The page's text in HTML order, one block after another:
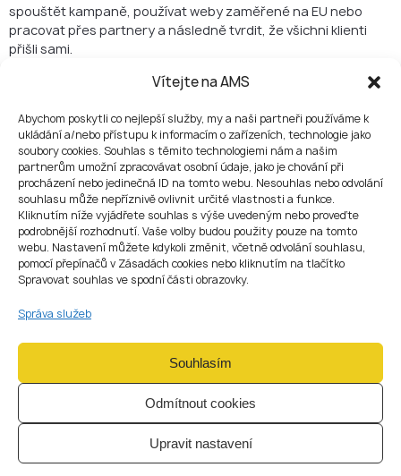
Vítejte na AMS
Abychom poskytli co nejlepší služby, my a naši partneři používáme k
ukládání a/nebo přístupu k informacím o zařízeních, technologie jako
soubory cookies. Souhlas s těmito technologiemi nám a našim
partnerům umožní zpracovávat osobní údaje, jako je chování při
procházení nebo jedinečná ID na tomto webu. Nesouhlas nebo odvolání
souhlasu může nepříznivě ovlivnit určité vlastnosti a funkce.
Kliknutím níže vyjádřete souhlas s výše uvedeným nebo proveďte
podrobnější rozhodnutí. Vaše volby budou použity pouze na tomto
webu. Nastavení můžete kdykoli změnit, včetně odvolání souhlasu,
pomocí přepínačů v Zásadách cookies nebo kliknutím na tlačítko
Spravovat souhlas ve spodní části obrazovky.
Správa služeb
Souhlasím
Odmítnout cookies
Upravit nastavení
spouštět kampaně, používat weby zaměřené na EU nebo
pracovat přes partnery a následně tvrdit, že všichni klienti
přišli sami.
Pro vážné působení na trhu EU je obvykle bezpečnější získat
strukturu.
Kapitálové požadavky
Pokud tvůrce trhu potřebuje licenci CASP, minimální kapitál
závisí na tom, jaké služby poskytuje.
Třída 1 vyžaduje 50 000 EUR. Tato třída se může vztahovat
na společnosti, které pouze provádějí nebo předávají
klientské pokyny.
Třída 2 vyžaduje 125 000 EUR. Do této třídy obvykle spadají
kryptoaktiva za peníze nebo jiná kryptoaktiva.
Třída 3 vyžaduje 150 000 EUR. Tato třída se použije, pokud
společnost zároveň provozuje obchodní platformu.
Tyto částky jsou však pouze minimální hranicí. CASP musí
udržovat vlastní prostředky ve výši, která je vyšší z těchto
dvou hodnot: pevně stanovený minimální kapitál, nebo jedna
čtvrtina fixních režijních nákladů za předchozí rok. U aktivních
obchodních společností s vysokými provozními náklady tak